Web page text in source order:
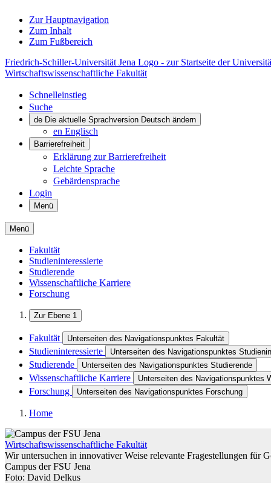
Zur Hauptnavigation
Zum Inhalt
Zum Fußbereich
Friedrich-Schiller-Universität Jena Logo - zur Startseite der
Wirtschaftswissenschaftliche Fakultät
Schnelleinstieg
Suche
de Die aktuelle Sprachversion Deutsch ändern
en Englisch
Barrierefreiheit
Erklärung zur Barrierefreiheit
Leichte Sprache
Gebärdensprache
Login
Menü
Menü
Fakultät
Studieninteressierte
Studierende
Wissenschaftliche Karriere
Forschung
Zur Ebene 1
Fakultät Unterseiten des Navigationspunktes Fakultät
Studieninteressierte Unterseiten des Navigationspunktes
Studierende Unterseiten des Navigationspunktes Studierende
Wissenschaftliche Karriere Unterseiten des Navigationspunktes
Forschung Unterseiten des Navigationspunktes Forschung
Home
Wirtschaftswissenschaftliche Fakultät
Wir untersuchen in innovativer Weise relevante Fragestellungen für
Campus der FSU Jena
Foto: David Delkus